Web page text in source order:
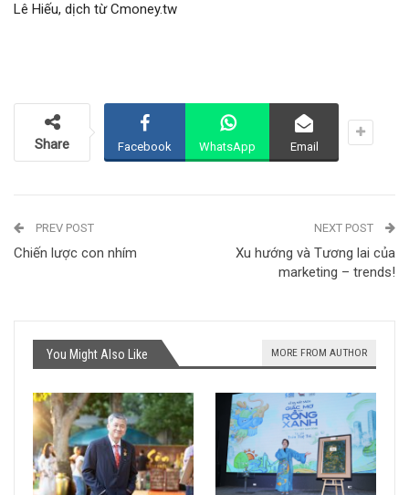
Lê Hiếu, dịch từ Cmoney.tw
Share Facebook WhatsApp Email
PREV POST
Chiến lược con nhím
NEXT POST
Xu hướng và Tương lai của
marketing – trends!
You Might Also Like MORE FROM AUTHOR